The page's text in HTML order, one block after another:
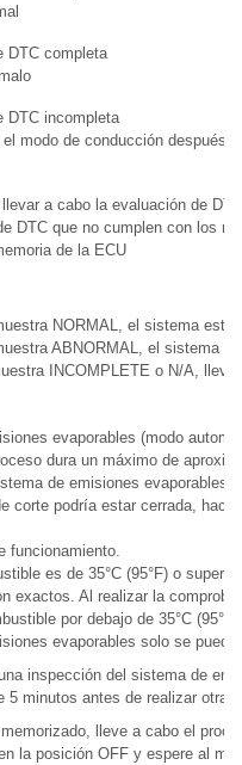
DTC completa
DTC incompleta
el modo de conducción después
a cabo la evaluación de DTC
DTC que no cumplen con los
de la ECU
NORMAL, el sistema está
ABNORMAL, el sistema
INCOMPLETE o N/A,
evaporables (modo
dura un máximo de
de emisiones evaporables
corte podría estar cerrada,
funcionamiento.
es de 35°C (95°F) o
exactos. Al realizar la
por debajo de 35°C (95°F).
evaporables solo se
inspección del sistema de
5 minutos antes de realizar otra
lleve a cabo el
la posición OFF y espere al